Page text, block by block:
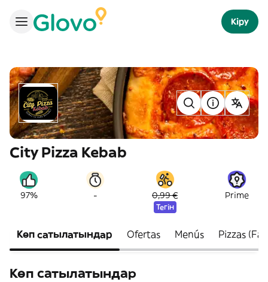
Кіру
City Pizza Kebab
97% - 0,99 €
Тегін
Prime
Көп сатылатындар Ofertas Menús Pizzas
Көп сатылатындар